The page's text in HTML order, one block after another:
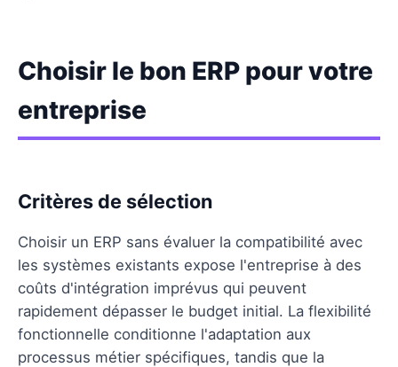
Choisir le bon ERP pour votre
entreprise
Critères de sélection
Choisir un ERP sans évaluer la compatibilité avec
les systèmes existants expose l'entreprise à des
coûts d'intégration imprévus qui peuvent
rapidement dépasser le budget initial. La flexibilité
fonctionnelle conditionne l'adaptation aux
processus métier spécifiques, tandis que la